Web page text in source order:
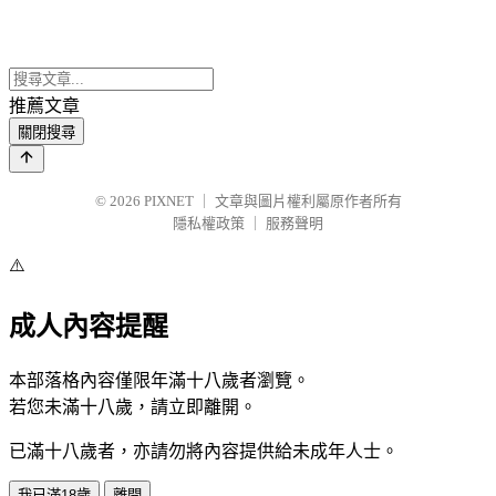
推薦文章
關閉搜尋
© 2026 PIXNET
文章與圖片權利屬原作者所有
隱私權政策
服務聲明
⚠️
成人內容提醒
本部落格內容僅限年滿十八歲者瀏覽。
若您未滿十八歲，請立即離開。
已滿十八歲者，亦請勿將內容提供給未成年人士。